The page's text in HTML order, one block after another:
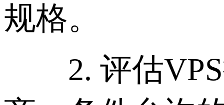
规格。
2. 评估VPS